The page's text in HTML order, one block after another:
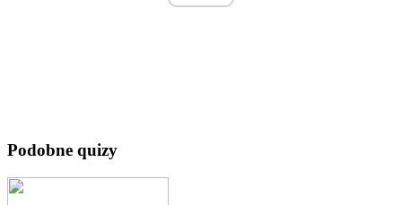
Podobne quizy